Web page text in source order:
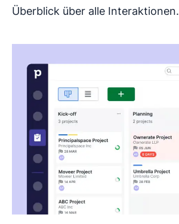
Überblick über alle Interaktionen.